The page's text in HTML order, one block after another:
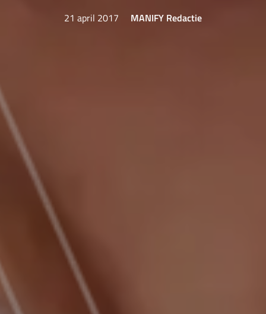
21 april 2017 MANIFY Redactie